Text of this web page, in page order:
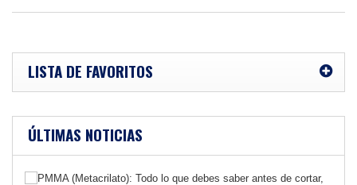
LISTA DE FAVORITOS
ÚLTIMAS NOTICIAS